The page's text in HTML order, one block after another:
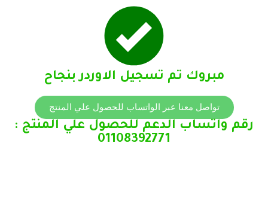
مبروك تم تسجيل الاوردر بنجاح
تواصل معنا عبر الواتساب للحصول علي المنتج
رقم واتساب الدعم للحصول علي المنتج :
01108392771